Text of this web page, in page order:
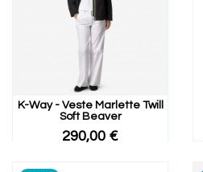
K-Way - Veste Marlette Twill
Soft Beaver
290,00 €